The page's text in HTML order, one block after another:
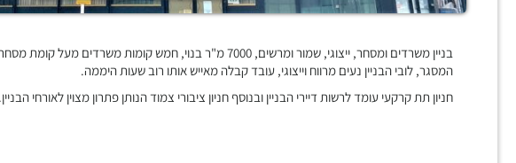
בניין משרדים ומסחר, ייצוגי, שמור ומרשים, 7000 מ"ר בנוי, חמש קומות
המסגר, לובי הבניין נעים מרווח וייצוגי, עובד קבלה מאייש אותו רוב שעות היממה.
חניון תת קרקעי עומד לרשות דיירי הבניין ובנוסף חניון ציבורי צמוד הנותן פתרון מצוין לאורחי הבניין.